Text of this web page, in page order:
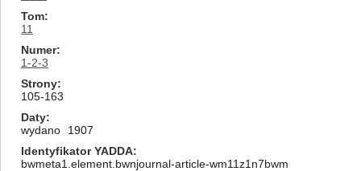
Tom
11
Numer
1-2-3
Strony
105-163
Daty
wydano
1907
Identyfikator YADDA
bwmeta1.element.bwnjournal-article-wm11z1n7bwm